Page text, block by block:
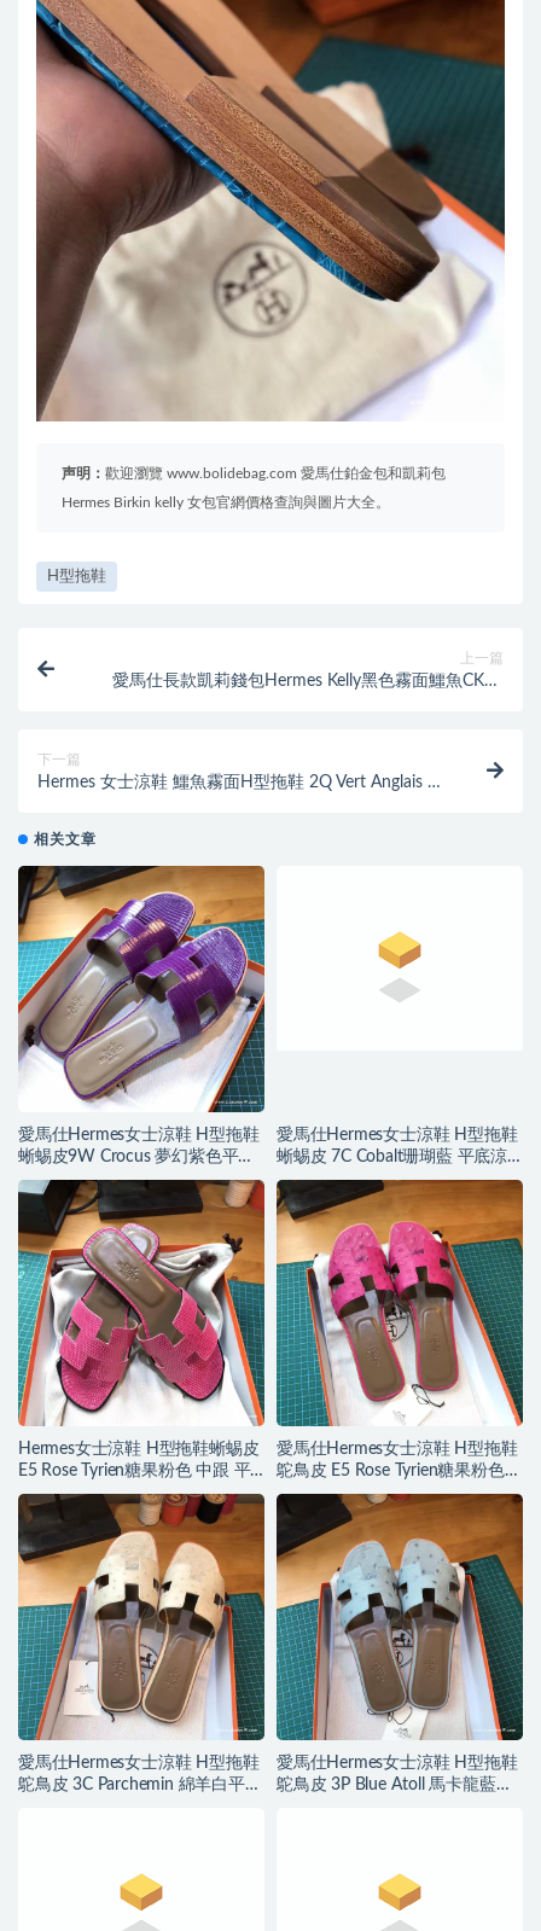
声明： 歡迎瀏覽 www.bolidebag.com 愛馬仕鉑金包和凱莉包
Hermes Birkin kelly 女包官網價格查詢與圖片大全。
H型拖鞋
上一篇
愛馬仕長款凱莉錢包Hermes Kelly黑色霧面鱷魚CK89
下一篇
Hermes 女士涼鞋 鱷魚霧面H型拖鞋 2Q Vert Anglais 英
相关文章
愛馬仕Hermes女士涼鞋 H型拖鞋
蜥蜴皮9W Crocus 夢幻紫色平底
涼拖鞋
愛馬仕Hermes女士涼鞋 H型拖鞋
蜥蜴皮 7C Cobalt珊瑚藍 平底涼
拖鞋
Hermes女士涼鞋 H型拖鞋蜥蜴皮
E5 Rose Tyrien糖果粉色 中跟 平
底涼拖鞋
愛馬仕Hermes女士涼鞋 H型拖鞋
鴕鳥皮 E5 Rose Tyrien糖果粉色平
底涼拖鞋
愛馬仕Hermes女士涼鞋 H型拖鞋
鴕鳥皮 3C Parchemin 綿羊白平底
愛馬仕Hermes女士涼鞋 H型拖鞋
鴕鳥皮 3P Blue Atoll 馬卡龍藍平